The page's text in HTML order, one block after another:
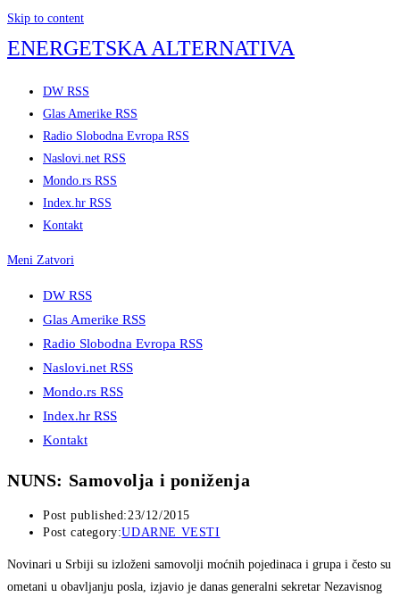
Skip to content
ENERGETSKA ALTERNATIVA
DW RSS
Glas Amerike RSS
Radio Slobodna Evropa RSS
Naslovi.net RSS
Mondo.rs RSS
Index.hr RSS
Kontakt
Meni Zatvori
DW RSS
Glas Amerike RSS
Radio Slobodna Evropa RSS
Naslovi.net RSS
Mondo.rs RSS
Index.hr RSS
Kontakt
NUNS: Samovolja i poniženja
Post published:23/12/2015
Post category:UDARNE VESTI
Novinari u Srbiji su izloženi samovolji moćnih pojedinaca i grupa i često su
ometani u obavljanju posla, izjavio je danas generalni sekretar Nezavisnog